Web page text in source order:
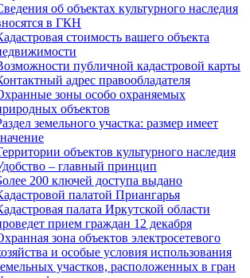
об объектах культурного наследия
в ГКН
стоимость вашего объекта
публичной кадастровой карты
адрес правообладателя
зоны особо охраняемых
объектов
земельного участка: размер имеет
объектов культурного наследия
– главный принцип
200 ключей доступа выдано
палатой Приангарья
палата Иркутской области
прием граждан 12 декабря
зона объектов электросетевого
и особые условия использования
участков, расположенных в гран